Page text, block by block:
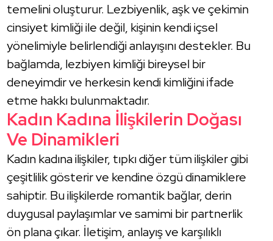
temelini oluşturur. Lezbiyenlik, aşk ve çekimin
cinsiyet kimliği ile değil, kişinin kendi içsel
yönelimiyle belirlendiği anlayışını destekler. Bu
bağlamda, lezbiyen kimliği bireysel bir
deneyimdir ve herkesin kendi kimliğini ifade
etme hakkı bulunmaktadır.
Kadın Kadına İlişkilerin Doğası
Ve Dinamikleri
Kadın kadına ilişkiler, tıpkı diğer tüm ilişkiler gibi
çeşitlilik gösterir ve kendine özgü dinamiklere
sahiptir. Bu ilişkilerde romantik bağlar, derin
duygusal paylaşımlar ve samimi bir partnerlik
ön plana çıkar. İletişim, anlayış ve karşılıklı